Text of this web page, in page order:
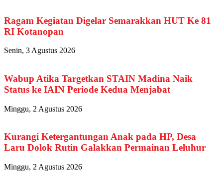
Ragam Kegiatan Digelar Semarakkan HUT Ke 81
RI Kotanopan
Senin, 3 Agustus 2026
Wabup Atika Targetkan STAIN Madina Naik
Status ke IAIN Periode Kedua Menjabat
Minggu, 2 Agustus 2026
Kurangi Ketergantungan Anak pada HP, Desa
Laru Dolok Rutin Galakkan Permainan Leluhur
Minggu, 2 Agustus 2026